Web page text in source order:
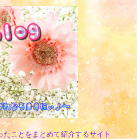
ことをまとめて紹介するサイト